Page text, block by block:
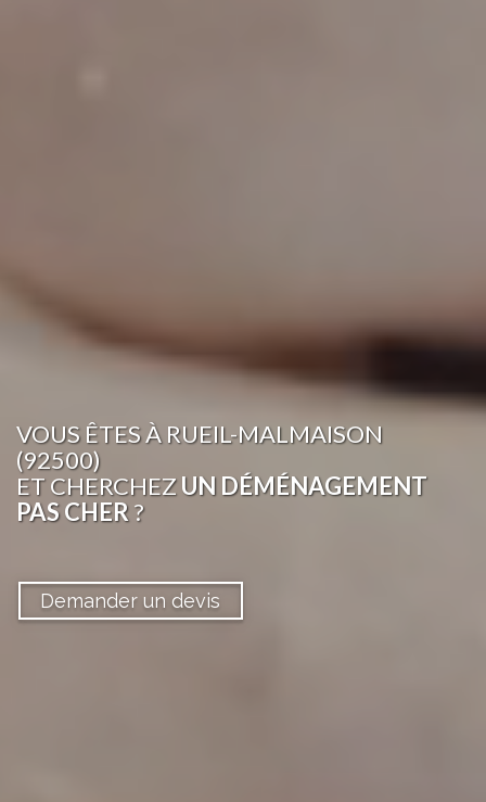
VOUS ÊTESÀ RUEIL-MALMAISON
(92500)
ET CHERCHEZUN DÉMÉNAGEMENT
PAS CHER?
Demander un devis